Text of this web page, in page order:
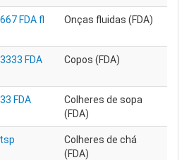
FDA fl
Onças fluidas (FDA)
FDA
Copos (FDA)
FDA
Colheres de sopa
(FDA)
Colheres de chá
(FDA)